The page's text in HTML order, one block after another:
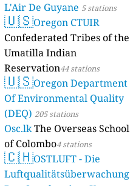
L'Air De Guyane 5 stations
🇺🇸Oregon CTUIR
Confederated Tribes of the
Umatilla Indian
Reservation44 stations
🇺🇸Oregon Department
Of Environmental Quality
(DEQ) 205 stations
Osc.lkThe Overseas School
of Colombo4 stations
🇨🇭OSTLUFT - Die
Luftqualitätsüberwachung